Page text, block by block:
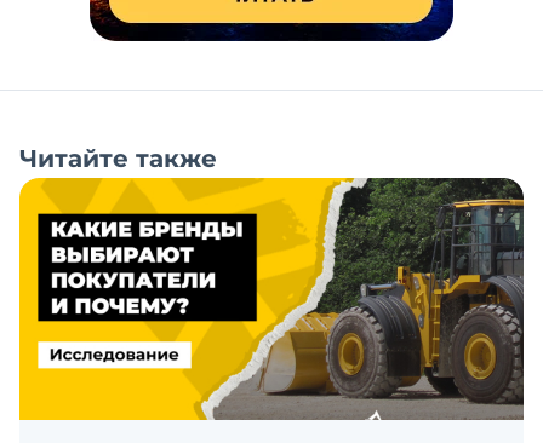
Читайте также